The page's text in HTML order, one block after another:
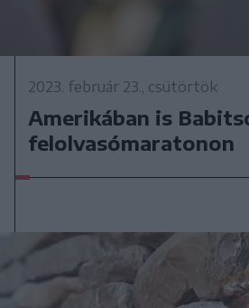
2023. február 23., csütörtök
Amerikában is
felolvasómaratonon